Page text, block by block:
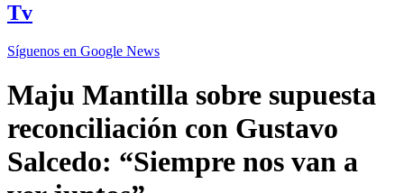
Tv
Síguenos en Google News
Maju Mantilla sobre supuesta
reconciliación con Gustavo
Salcedo: “Siempre nos van a